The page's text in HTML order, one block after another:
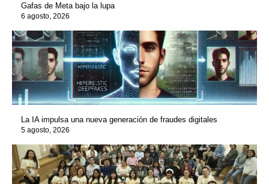
Gafas de Meta bajo la lupa
6 agosto, 2026
La IA impulsa una nueva generación de fraudes digitales
5 agosto, 2026